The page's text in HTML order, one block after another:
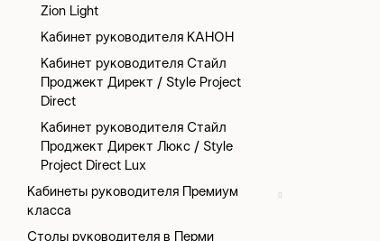
Zion Light
Кабинет руководителя КАНОН
Кабинет руководителя Стайл
Проджект Директ / Style Project
Direct
Кабинет руководителя Стайл
Проджект Директ Люкс / Style
Project Direct Lux
Кабинеты руководителя Премиум
класса
Столы руководителя в Перми